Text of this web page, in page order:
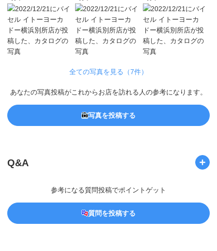
全ての写真を見る（7件）
あなたの写真投稿がこれからお店を訪れる人の参考になります。
写真を投稿する
Q&A
参考になる質問投稿でポイントゲット
質問を投稿する